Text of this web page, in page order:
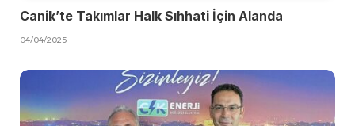
Canik’te Takımlar Halk Sıhhati İçin Alanda
04/04/2025